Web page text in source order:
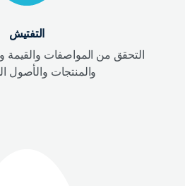
التفتيش
التحقق من المواصفات والقيمة
والمنتجات والأصول